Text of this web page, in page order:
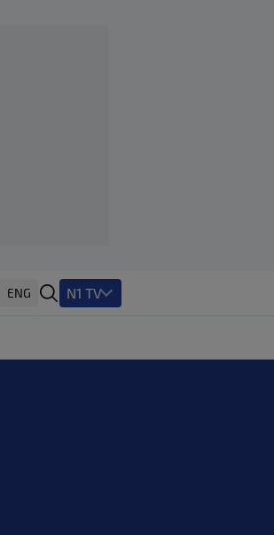
ENG N1 TV